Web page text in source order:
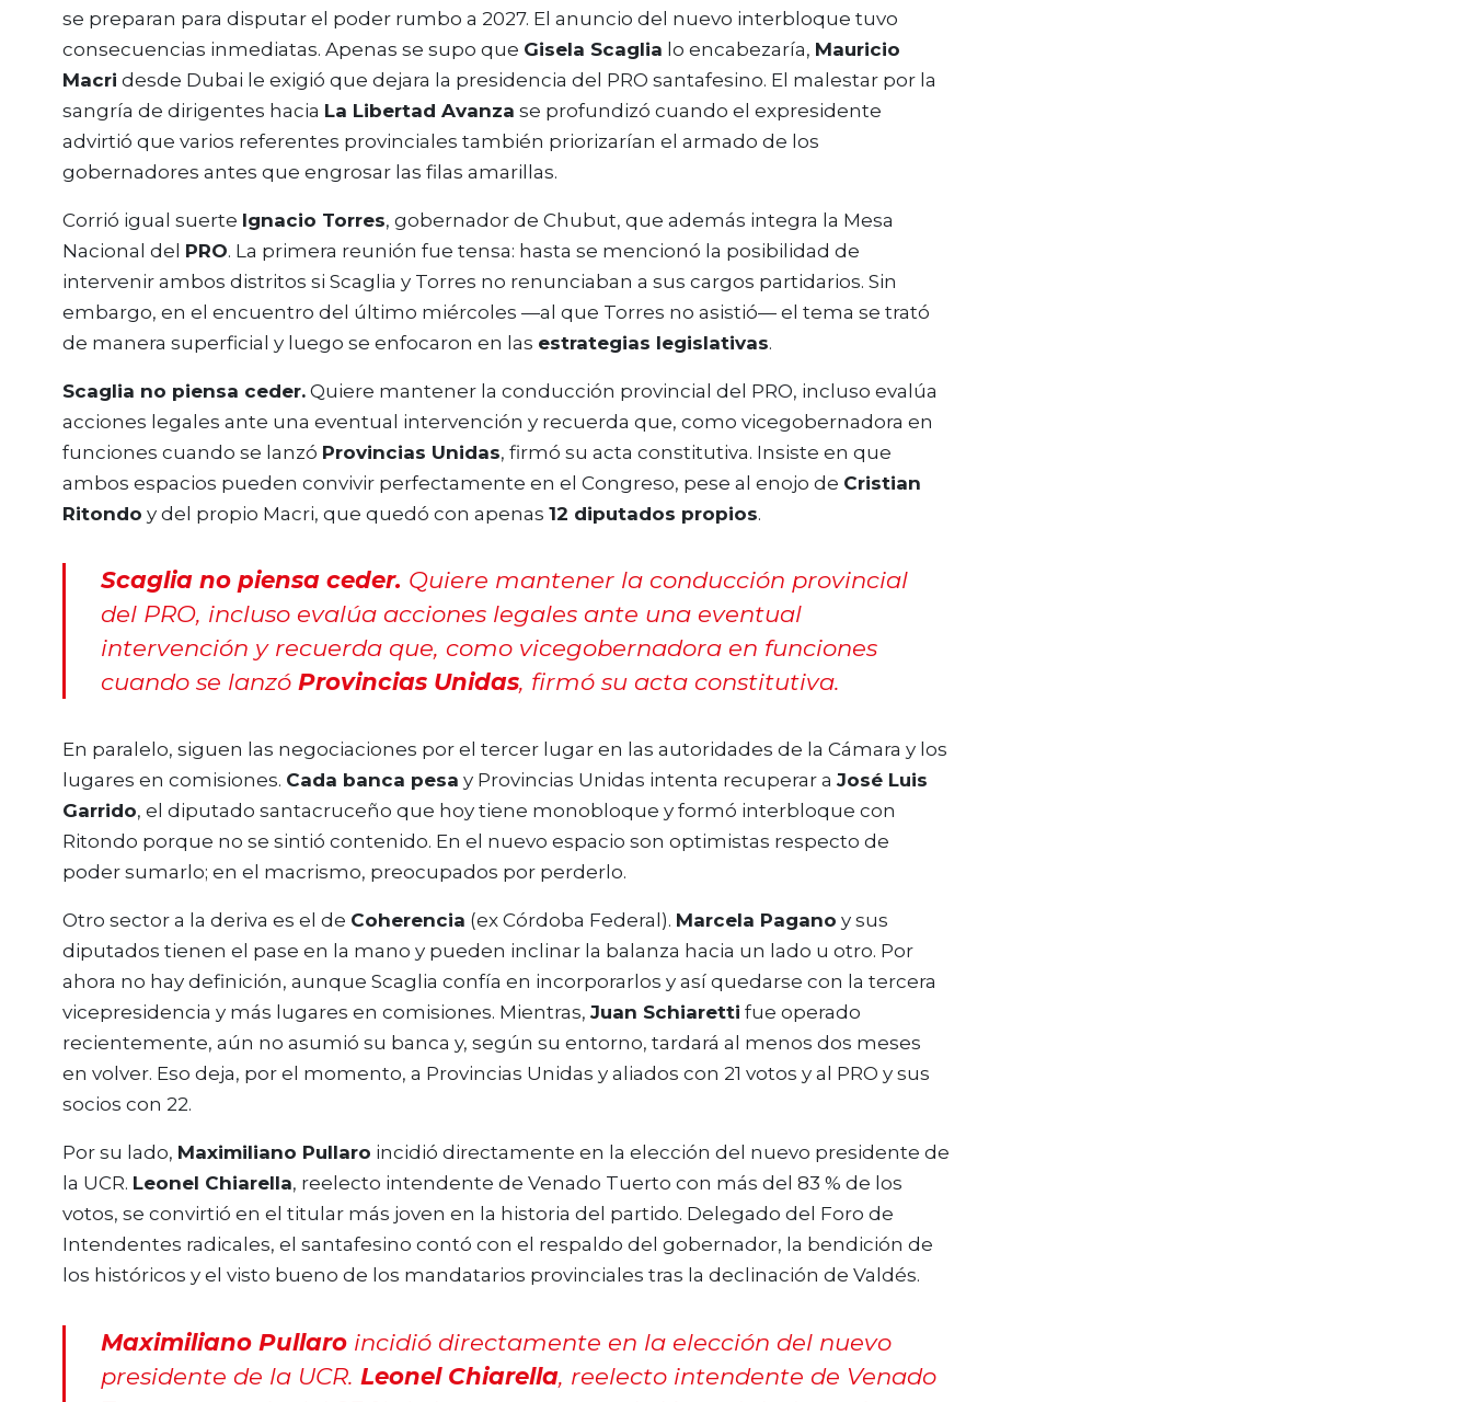
se preparan para disputar el poder rumbo a 2027. El anuncio del nuevo interbloque tuvo
consecuencias inmediatas. Apenas se supo que Gisela Scaglia lo encabezaría, Mauricio
Macri desde Dubai le exigió que dejara la presidencia del PRO santafesino. El malestar por la
sangría de dirigentes hacia La Libertad Avanza se profundizó cuando el expresidente
advirtió que varios referentes provinciales también priorizarían el armado de los
gobernadores antes que engrosar las filas amarillas.
Corrió igual suerte Ignacio Torres, gobernador de Chubut, que además integra la Mesa
Nacional del PRO. La primera reunión fue tensa: hasta se mencionó la posibilidad de
intervenir ambos distritos si Scaglia y Torres no renunciaban a sus cargos partidarios. Sin
embargo, en el encuentro del último miércoles —al que Torres no asistió— el tema se trató
de manera superficial y luego se enfocaron en las estrategias legislativas.
Scaglia no piensa ceder. Quiere mantener la conducción provincial del PRO, incluso evalúa
acciones legales ante una eventual intervención y recuerda que, como vicegobernadora en
funciones cuando se lanzó Provincias Unidas, firmó su acta constitutiva. Insiste en que
ambos espacios pueden convivir perfectamente en el Congreso, pese al enojo de Cristian
Ritondo y del propio Macri, que quedó con apenas 12 diputados propios.
Scaglia no piensa ceder. Quiere mantener la conducción provincial
del PRO, incluso evalúa acciones legales ante una eventual
intervención y recuerda que, como vicegobernadora en funciones
cuando se lanzó Provincias Unidas, firmó su acta constitutiva.
En paralelo, siguen las negociaciones por el tercer lugar en las autoridades de la Cámara y los
lugares en comisiones. Cada banca pesa y Provincias Unidas intenta recuperar a José Luis
Garrido, el diputado santacruceño que hoy tiene monobloque y formó interbloque con
Ritondo porque no se sintió contenido. En el nuevo espacio son optimistas respecto de
poder sumarlo; en el macrismo, preocupados por perderlo.
Otro sector a la deriva es el de Coherencia (ex Córdoba Federal). Marcela Pagano y sus
diputados tienen el pase en la mano y pueden inclinar la balanza hacia un lado u otro. Por
ahora no hay definición, aunque Scaglia confía en incorporarlos y así quedarse con la tercera
vicepresidencia y más lugares en comisiones. Mientras, Juan Schiaretti fue operado
recientemente, aún no asumió su banca y, según su entorno, tardará al menos dos meses
en volver. Eso deja, por el momento, a Provincias Unidas y aliados con 21 votos y al PRO y sus
socios con 22.
Por su lado, Maximiliano Pullaro incidió directamente en la elección del nuevo presidente de
la UCR. Leonel Chiarella, reelecto intendente de Venado Tuerto con más del 83 % de los
votos, se convirtió en el titular más joven en la historia del partido. Delegado del Foro de
Intendentes radicales, el santafesino contó con el respaldo del gobernador, la bendición de
los históricos y el visto bueno de los mandatarios provinciales tras la declinación de Valdés.
Maximiliano Pullaroincidió directamente en la elección del nuevo
presidente de la UCR. Leonel Chiarella, reelecto intendente de Venado